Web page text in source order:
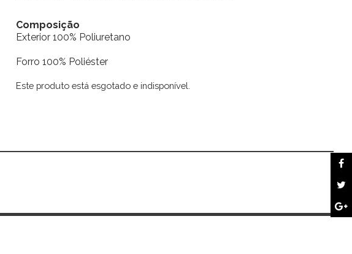
Composição
Exterior 100% Poliuretano
Forro 100% Poliéster
Este produto está esgotado e indisponível.